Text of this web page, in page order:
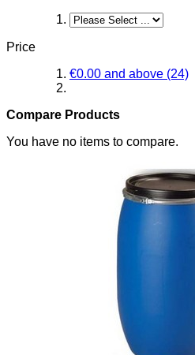
Price
€0.00 and above (24)
Compare Products
You have no items to compare.